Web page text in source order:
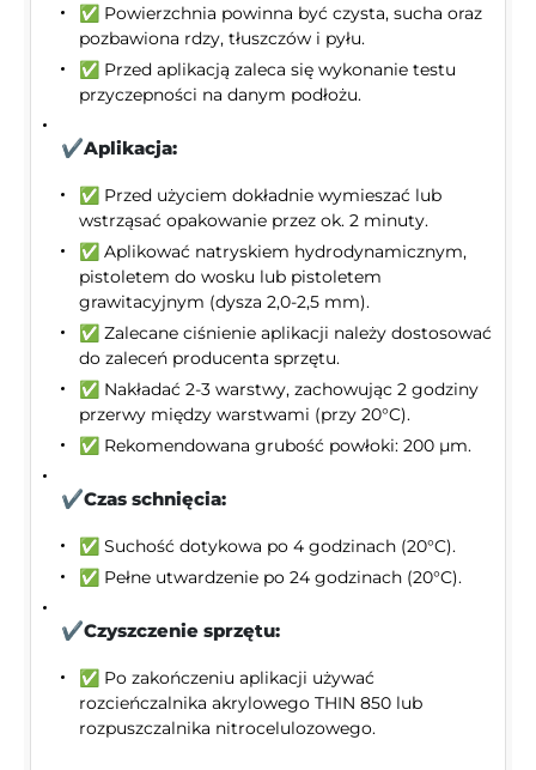
✅ Powierzchnia powinna być czysta, sucha oraz
pozbawiona rdzy, tłuszczów i pyłu.
✅ Przed aplikacją zaleca się wykonanie testu
przyczepności na danym podłożu.
✔️Aplikacja:
✅ Przed użyciem dokładnie wymieszać lub
wstrząsać opakowanie przez ok. 2 minuty.
✅ Aplikować natryskiem hydrodynamicznym,
pistoletem do wosku lub pistoletem
grawitacyjnym (dysza 2,0-2,5 mm).
✅ Zalecane ciśnienie aplikacji należy dostosować
do zaleceń producenta sprzętu.
✅ Nakładać 2-3 warstwy, zachowując 2 godziny
przerwy między warstwami (przy 20°C).
✅ Rekomendowana grubość powłoki: 200 µm.
✔️Czas schnięcia:
✅ Suchość dotykowa po 4 godzinach (20°C).
✅ Pełne utwardzenie po 24 godzinach (20°C).
✔️Czyszczenie sprzętu:
✅ Po zakończeniu aplikacji używać
rozcieńczalnika akrylowego THIN 850 lub
rozpuszczalnika nitrocelulozowego.